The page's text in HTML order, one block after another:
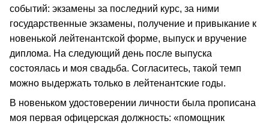
событий: экзамены за последний курс, за ними
государственные экзамены, получение и привыкание к
новенькой лейтенантской форме, выпуск и вручение
диплома. На следующий день после выпуска
состоялась и моя свадьба. Согласитесь, такой темп
можно выдержать только в лейтенантские годы.
В новеньком удостоверении личности была прописана
моя первая офицерская должность: «помощник